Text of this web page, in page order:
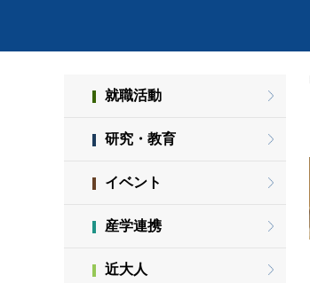
就職活動
研究・教育
イベント
産学連携
近大人